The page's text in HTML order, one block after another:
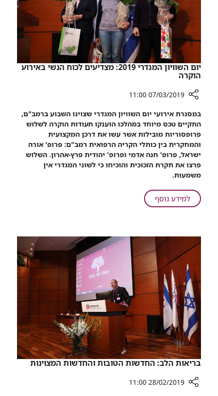
צמוד
לרמב"ם
יום השוויון המגדרי 2019: מצדיעים לכוח הנשי באירוע
הוקרה
שיתוף
יום
השוויון
המגדרי
מצדיעים
לכוח
הנשי
באירוע
07/03/2019 11:00
במסגרת אירועי יום השוויון המגדרי שצוינו השבוע ברמב"ם,
התקיים טכס מיוחד במהלכו הוענקו תעודות הוקרה לשלוש
פרופסוריות מובילות אשר עשו את דרכן המקצועית
והמחקרית בין כותלי הקריה הרפואית רמב"ם: פרופ' אורה
ישראל, פרופ' חנה אדמי ופרופ' יהודית פרץ-אהרון. השלוש
פרצו את תקרת הזכוכית והוכיחו כי לשוני המגדרי אין
משמעות.
למידע נוסףעל
יום
2019:
מצדיעים
הנשי
באירוע
הוקרה
בריאות הלב: החדשות הטובות והחדשות המצוינות
28/02/2019 11:00